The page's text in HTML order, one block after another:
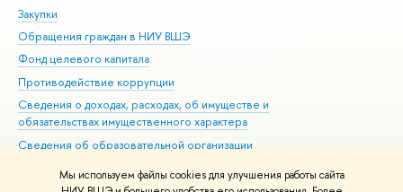
Мы используем файлы cookies для улучшения работы сайта
Закупки
Обращения граждан в НИУ ВШЭ
Фонд целевого капитала
Противодействие коррупции
Сведения о доходах, расходах, об имуществе и
обязательствах имущественного характера
Сведения об образовательной организации
Людям с ограниченными возможностями здоровья